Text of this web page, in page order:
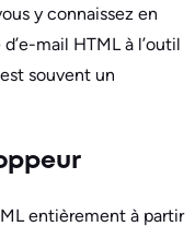
y connaissez en
mail HTML à l’outil
souvent un
entièrement à partir